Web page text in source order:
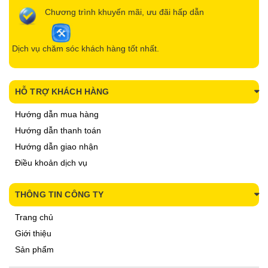
Chương trình khuyến mãi, ưu đãi hấp dẫn
Dịch vụ chăm sóc khách hàng tốt nhất.
HỖ TRỢ KHÁCH HÀNG
Hướng dẫn mua hàng
Hướng dẫn thanh toán
Hướng dẫn giao nhận
Điều khoản dịch vụ
THÔNG TIN CÔNG TY
Trang chủ
Giới thiệu
Sản phẩm